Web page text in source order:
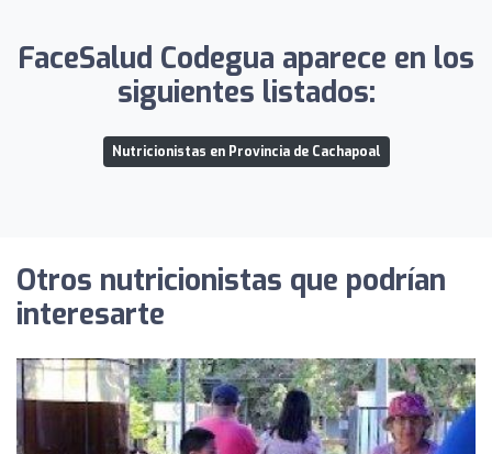
FaceSalud Codegua aparece en los
siguientes listados:
Nutricionistas en Provincia de Cachapoal
Otros nutricionistas que podrían
interesarte